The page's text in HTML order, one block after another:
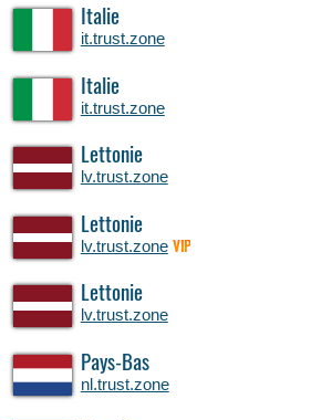
Italie
it.trust.zone
Italie
it.trust.zone
Lettonie
lv.trust.zone
Lettonie
lv.trust.zone VIP
Lettonie
lv.trust.zone
Pays-Bas
nl.trust.zone